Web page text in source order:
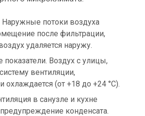
потоки воздуха
после фильтрации,
удаляется наружу.
показатели. Воздух с улицы,
вентиляции,
охлаждается (от +18 до +24 °C).
в санузле и кухне
конденсата.